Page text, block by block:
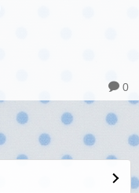
0